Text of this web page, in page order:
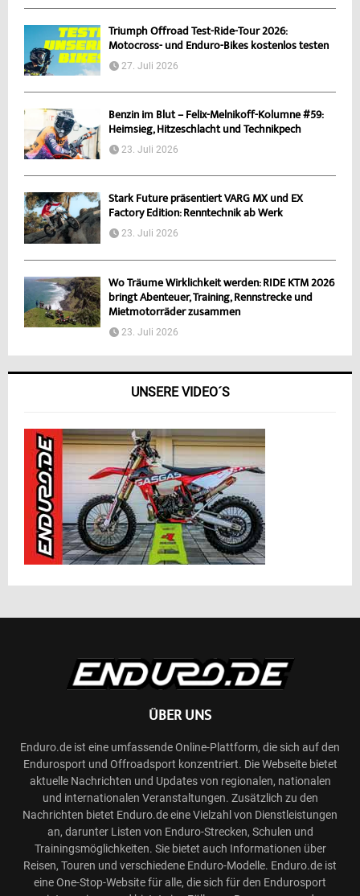
Triumph Offroad Test-Ride-Tour 2026:
Motocross- und Enduro-Bikes kostenlos testen
27. Juli 2026
Benzin im Blut – Felix-Melnikoff-Kolumne #59:
Heimsieg, Hitzeschlacht und Technikpech
23. Juli 2026
Stark Future präsentiert VARG MX und EX
Factory Edition: Renntechnik ab Werk
23. Juli 2026
Wo Träume Wirklichkeit werden: RIDE KTM 2026
bringt Abenteuer, Training, Rennstrecke und
Mietmotorräder zusammen
23. Juli 2026
UNSERE VIDEO´S
ÜBER UNS
Enduro.de ist eine umfassende Online-Plattform, die sich auf den
Endurosport und Offroadsport konzentriert. Die Webseite bietet
aktuelle Nachrichten und Updates von regionalen, nationalen
und internationalen Veranstaltungen. Zusätzlich zu den
Nachrichten bietet Enduro.de eine Vielzahl von Dienstleistungen
an, darunter Listen von Enduro-Strecken, Schulen und
Trainingsmöglichkeiten. Sie bietet auch Informationen über
Reisen, Touren und verschiedene Enduro-Modelle. Enduro.de ist
eine One-Stop-Website für alle, die sich für den Endurosport